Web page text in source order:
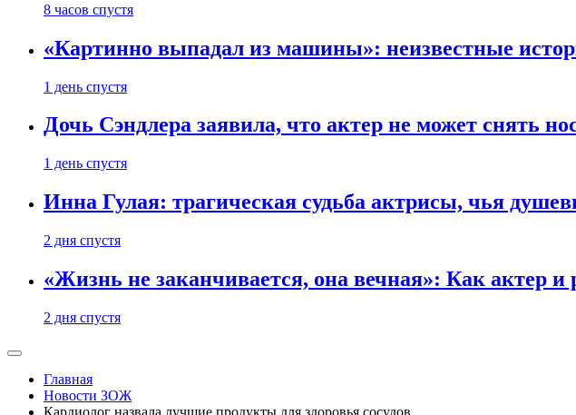
8 часов спустя
«Картинно выпадал из машины»: неизвестные
1 день спустя
Дочь Сэндлера заявила, что актер не может снять
1 день спустя
Инна Гулая: трагическая судьба актрисы, чья
2 дня спустя
«Жизнь не заканчивается, она вечная»: Как актер
2 дня спустя
Главная
Новости ЗОЖ
Кардиолог назвала лучшие продукты для здоровья сосудов